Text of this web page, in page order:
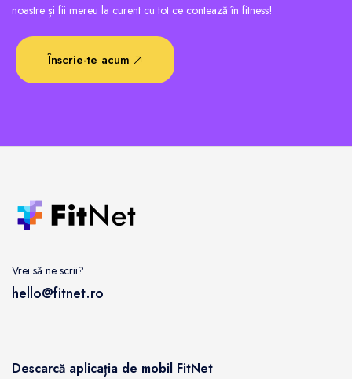
noastre și fii mereu la curent cu tot ce contează în fitness!
Înscrie-te acum
Vrei să ne scrii?
hello@fitnet.ro
Descarcă aplicația de mobil FitNet